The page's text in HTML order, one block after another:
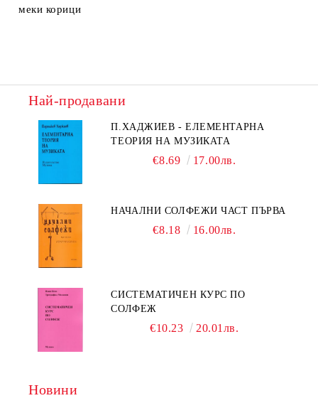
меки корици
Най-продавани
П.ХАДЖИЕВ - ЕЛЕМЕНТАРНА
ТЕОРИЯ НА МУЗИКАТА
€8.69 17.00лв.
НАЧАЛНИ СОЛФЕЖИ ЧАСТ ПЪРВА
€8.18 16.00лв.
СИСТЕМАТИЧЕН КУРС ПО
СОЛФЕЖ
€10.23 20.01лв.
Новини